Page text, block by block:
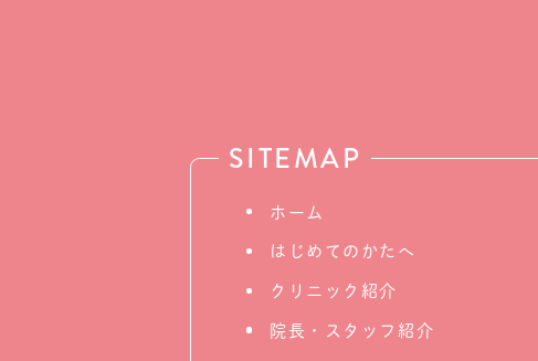
SITEMAP
ホーム
はじめてのかたへ
クリニック紹介
院長・スタッフ紹介